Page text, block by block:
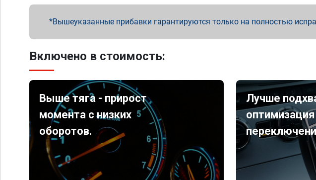
Вышеуказанные прибавки гарантируются только на полностью
Включено в стоимость:
Выше тяга - прирост
момента с низких
оборотов.
Лучше
оптимизация